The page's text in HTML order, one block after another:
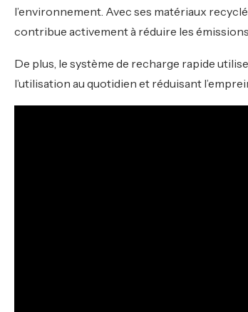
l’environnement. Avec ses matériaux
contribue activement à réduire les émissions
De plus, le système de recharge rapide
l’utilisation au quotidien et réduisant